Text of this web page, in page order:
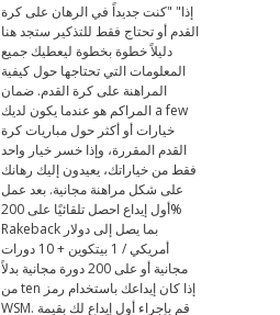
إذا" "كنت جديداً في الرهان على كرة
القدم أو تحتاج فقط للتذكير ستجد هنا
دليلاً خطوة بخطوة ليعطيك جميع
المعلومات التي تحتاجها حول كيفية
المراهنة على كرة القدم. ضمان
المراكم هو عندما يكون لديك a few
خيارات أو أكثر حول مباريات كرة
القدم المقررة، وإذا خسر خيار واحد
فقط من خياراتك، يعيدون إليك رهانك
على شكل مراهنة مجانية. بعد عمل
أول إيداع احصل تلقائيًا على 200%
Rakeback بما يصل إلى دولار
أمريكي / 1 بيتكوين + 10 دورات
مجانية أو على 200 دورة مجانية بدلاً
من ten إذا كان إيداعك باستخدام رمز
WSM. قم بإجراء أول إيداع لك بقيمة